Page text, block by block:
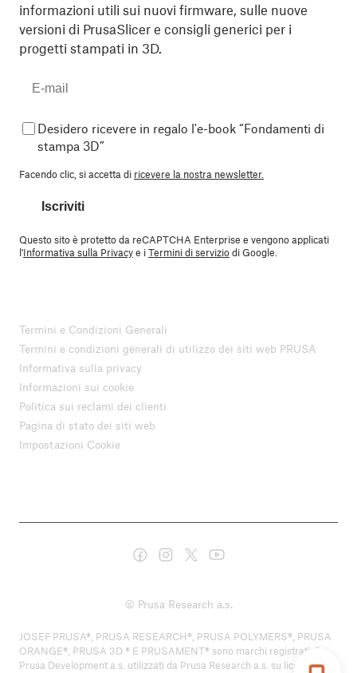
informazioni utili sui nuovi firmware, sulle nuove
versioni di PrusaSlicer e consigli generici per i
progetti stampati in 3D.
Desidero ricevere in regalo l'e-book “Fondamenti di
stampa 3D”
Facendo clic, si accetta di ricevere la nostra newsletter.
Iscriviti
Questo sito è protetto da reCAPTCHA Enterprise e vengono applicati
l'Informativa sulla Privacye iTermini di serviziodi Google.
Termini e Condizioni Generali
Termini e condizioni generali di utilizzo dei siti web PRUSA
Informativa sulla privacy
Informazioni sui cookie
Politica sui reclami dei clienti
Pagina di stato dei siti web
Impostazioni Cookie
© Prusa Research a.s.
JOSEF PRUSA®, PRUSA RESEARCH®, PRUSA POLYMERS®, PRUSA
ORANGE®, PRUSA 3D ® E PRUSAMENT® sono marchi registrati di
Prusa Development a.s. utilizzati da Prusa Research a.s. su licenza di